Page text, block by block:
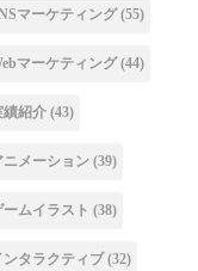
マーケティング(55)
マーケティング(44)
績紹介 (43)
ニメーション (39)
ームイラスト (38)
ンタラクティブ (32)